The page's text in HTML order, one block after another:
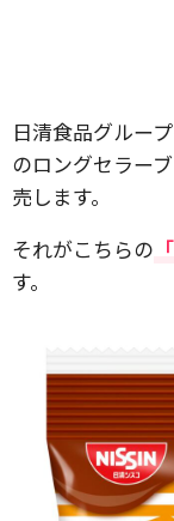
日清食品グルー
のロングセラー
売します。
それがこちらの
す。